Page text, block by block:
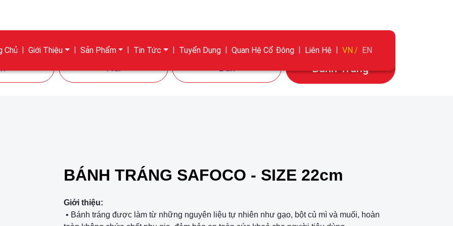
Chủ Giới Thiệu Sản Phẩm Tin Tức Tuyển Dụng Quan Hệ Cổ Đông Liên Hệ VN EN
Nui Bún Bánh Tráng
BÁNH TRÁNG SAFOCO - SIZE 22cm
Giới thiệu:
• Bánh tráng được làm từ những nguyên liệu tự nhiên như gạo, bột củ mì và muối, hoàn